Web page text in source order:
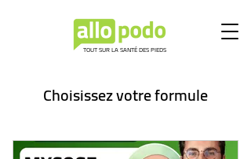
TOUT SUR LA SANTÉ DES PIEDS
Choisissez votre formule